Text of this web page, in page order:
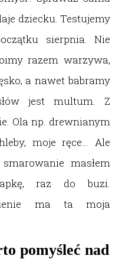
dziecku. Testujemy
sierpnia. Nie
razem warzywa,
a nawet babramy
jest multum. Z
Ola np. drewnianym
moje ręce… Ale
masłem
raz do buzi.
ma ta moja
pomyśleć nad